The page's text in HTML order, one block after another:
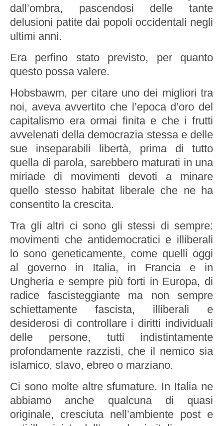
dall’ombra, pascendosi delle tante
delusioni patite dai popoli occidentali negli
ultimi anni.
Era perfino stato previsto, per quanto
questo possa valere.
Hobsbawm, per citare uno dei migliori tra
noi, aveva avvertito che l’epoca d’oro del
capitalismo era ormai finita e che i frutti
avvelenati della democrazia stessa e delle
sue inseparabili libertà, prima di tutto
quella di parola, sarebbero maturati in una
miriade di movimenti devoti a minare
quello stesso habitat liberale che ne ha
consentito la crescita.
Tra gli altri ci sono gli stessi di sempre:
movimenti che antidemocratici e illiberali
lo sono geneticamente, come quelli oggi
al governo in Italia, in Francia e in
Ungheria e sempre più forti in Europa, di
radice fascisteggiante ma non sempre
schiettamente fascista, illiberali e
desiderosi di controllare i diritti individuali
delle persone, tutti indistintamente
profondamente razzisti, che il nemico sia
islamico, slavo, ebreo o marziano.
Ci sono molte altre sfumature. In Italia ne
abbiamo anche qualcuna di quasi
originale, cresciuta nell’ambiente post e